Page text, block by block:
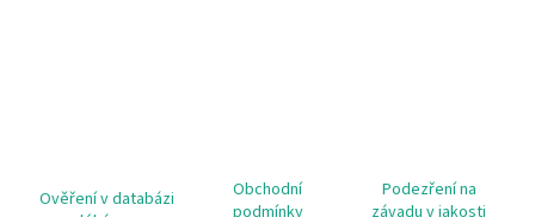
Ověření v databázi
Obchodní
Podezření na